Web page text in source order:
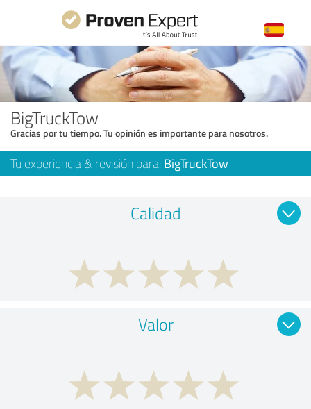
BigTruckTow
Gracias por tu tiempo. Tu opinión es importante para nosotros.
Tu experiencia & revisión para: BigTruckTow
Calidad
Valor